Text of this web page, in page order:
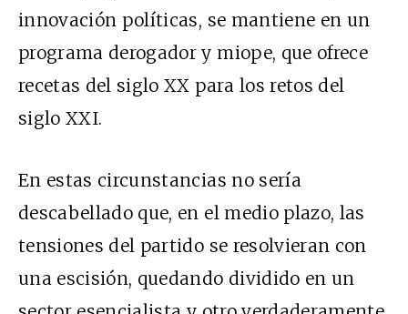
innovación políticas, se mantiene en un
programa derogador y miope, que ofrece
recetas del siglo XX para los retos del
siglo XXI.
En estas circunstancias no sería
descabellado que, en el medio plazo, las
tensiones del partido se resolvieran con
una escisión, quedando dividido en un